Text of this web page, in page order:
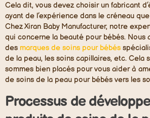
Cela dit, vous devez choisir un fabricant
ayant de l’expérience dans le créneau
Chez Xiran Baby Manufacturer, notre
qui concerne la beauté pour bébés. Nous
des marques de soins pour bébés
de la peau, les soins capillaires, etc. Cela
sommes bien placés pour vous aider à
de soins de la peau pour bébés vers les
Processus de